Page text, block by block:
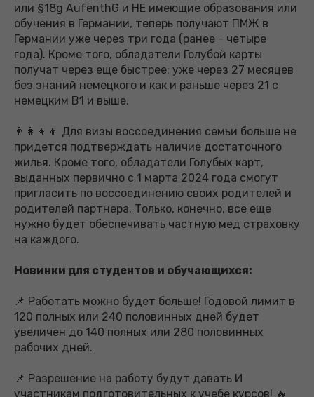
или §18g AufenthG и НЕ имеющие образования или
обучения в Германии, теперь получают ПМЖ в
Германии уже через три года (ранее - четыре
года). Кроме того, обладатели Голубой карты
получат через еще быстрее: уже через 27 месяцев
без знаний немецкого и как и раньше через 21 с
немецким В1 и выше.
👨‍👩‍👧‍👦 Для визы воссоединения семьи больше не
придется подтверждать наличие достаточного
жилья. Кроме того, обладатели Голубых карт,
выданных первично с 1 марта 2024 года смогут
пригласить по воссоединению своих родителей и
родителей партнера. Только, конечно, все еще
нужно будет обеспечивать частную мед страховку
на каждого.
Новинки для студентов и обучающихся:
📌 Работать можно будет больше! Годовой лимит в
120 полных или 240 половинных дней будет
увеличен до 140 полных или 280 половинных
рабочих дней.
📌 Разрешение на работу будут давать И
участникам подготовительных к учебе курсов! 🔥